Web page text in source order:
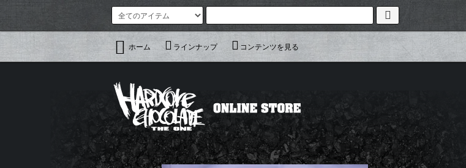
ホーム ラインナップ コンテンツを見る